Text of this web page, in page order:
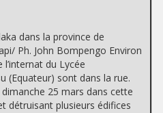
dans la province de
Ph. John Bompengo Environ
du Lycée
(Equateur) sont dans la rue.
25 mars dans cette
détruisant plusieurs édifices